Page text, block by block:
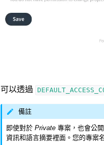
可以透過
備註
即使對於Private 專案，也會公
資訊和語言摘要裡面。您的專案